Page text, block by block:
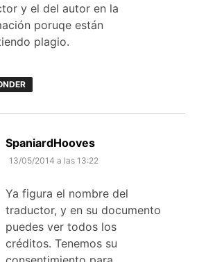
y el del autor en la
poruqe están
plagio.
SpaniardHooves
13/05/2014 a las 13:22
Ya figura el nombre del
traductor, y en su documento
puedes ver todos los
créditos. Tenemos su